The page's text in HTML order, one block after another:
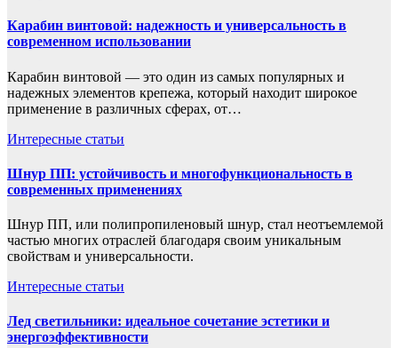
Карабин винтовой: надежность и универсальность в
современном использовании
Карабин винтовой — это один из самых популярных и
надежных элементов крепежа, который находит широкое
применение в различных сферах, от…
Интересные статьи
Шнур ПП: устойчивость и многофункциональность в
современных применениях
Шнур ПП, или полипропиленовый шнур, стал неотъемлемой
частью многих отраслей благодаря своим уникальным
свойствам и универсальности.
Интересные статьи
Лед светильники: идеальное сочетание эстетики и
энергоэффективности